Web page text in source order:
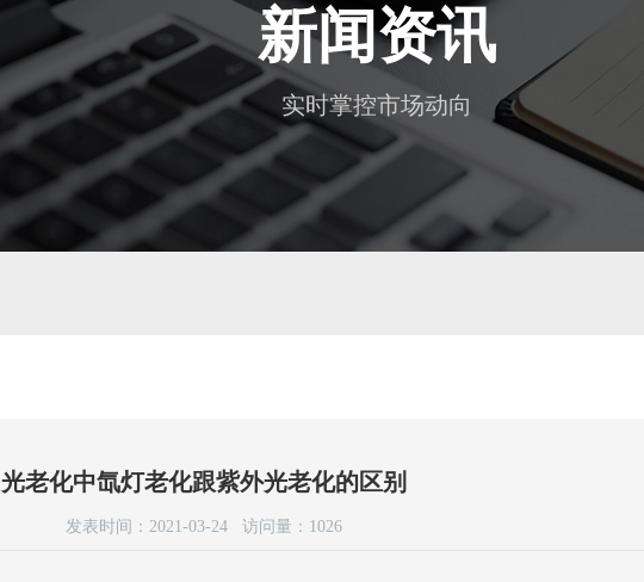
新闻资讯
实时掌控市场动向
光老化中氙灯老化跟紫外光老化的区别
发表时间：2021-03-24 访问量： 1026